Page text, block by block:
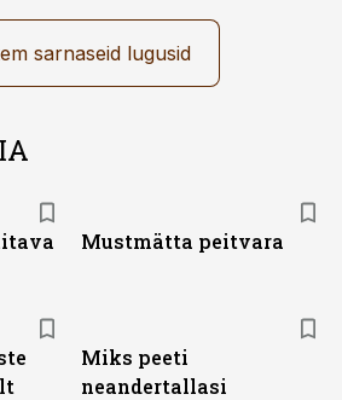
sarnaseid lugusid
Mustmätta peitvara
Miks peeti
neandertallasi